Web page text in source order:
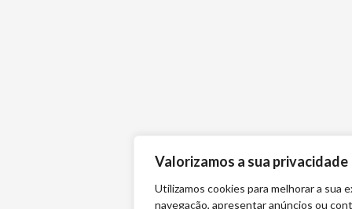
Valorizamos a sua privacidade
Utilizamos cookies para melhorar a sua
navegação, apresentar anúncios ou